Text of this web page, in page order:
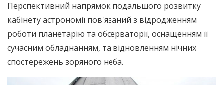
Перспективний напрямок подальшого розвитку
кабінету астрономії пов'язаний з відродженням
роботи планетарію та обсерваторії, оснащенням її
сучасним обладнанням, та відновленням нічних
спостережень зоряного неба.